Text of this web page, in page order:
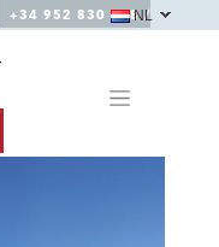
+34 952 830 378 /
NL